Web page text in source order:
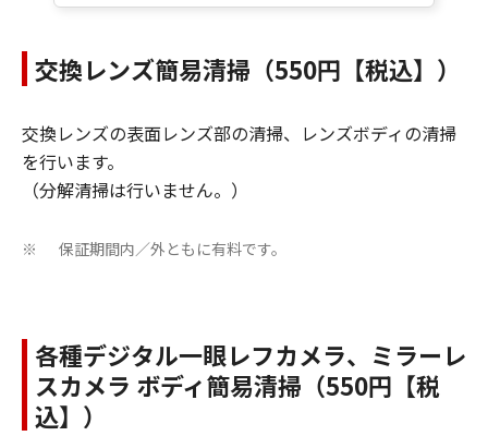
交換レンズ簡易清掃（550円【税込】）
交換レンズの表面レンズ部の清掃、レンズボディの清掃
を行います。
（分解清掃は行いません。）
※ 保証期間内／外ともに有料です。
各種デジタル一眼レフカメラ、ミラーレ
スカメラ ボディ簡易清掃（550円【税
込】）